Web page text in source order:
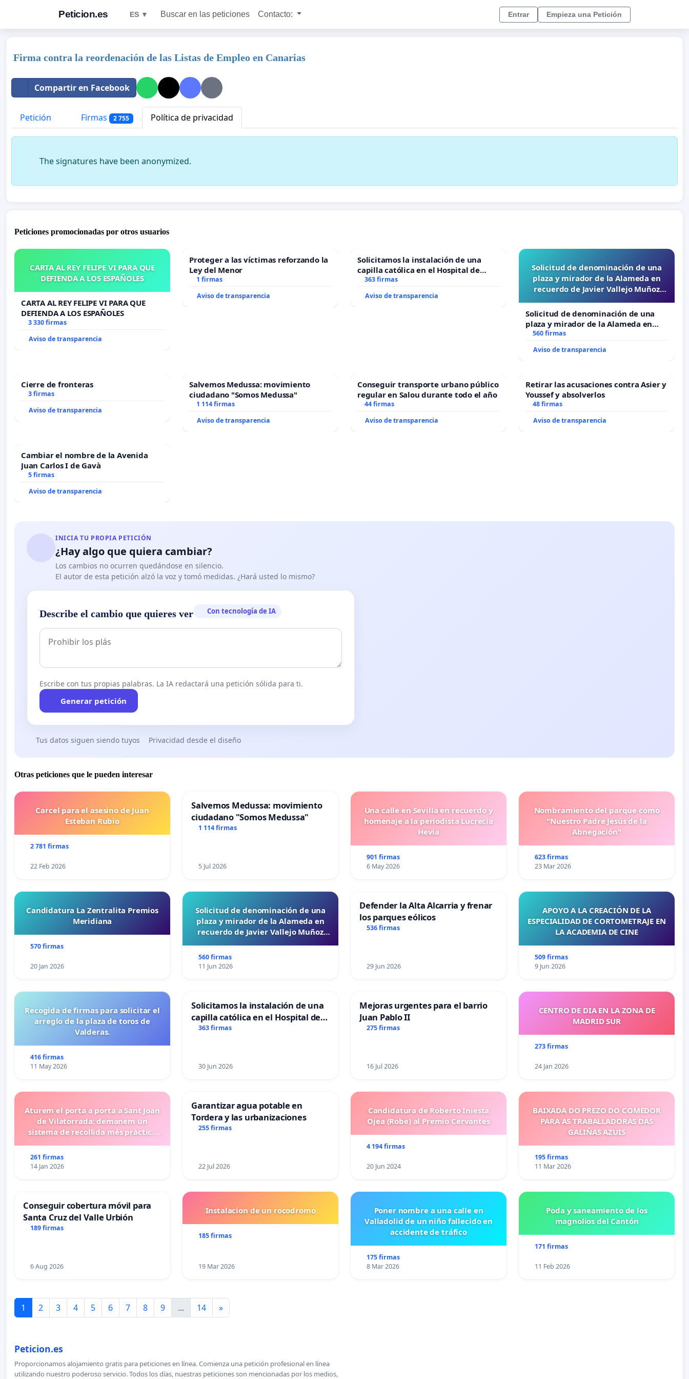
Peticion.es ES ▼ Buscar en las peticiones Contacto: Entrar Empieza una Petición
Firma contra la reordenación de las Listas de Empleo en Canarias
Compartir en Facebook
Petición Firmas 2 755 Política de privacidad
The signatures have been anonymized.
Peticiones promocionadas por otros usuarios
CARTA AL REY FELIPE VI PARA QUE
DEFIENDA A LOS ESPAÑOLES
CARTA AL REY FELIPE VI PARA QUE
DEFIENDA A LOS ESPAÑOLES
3 330 firmas
Aviso de transparencia
Proteger a las víctimas reforzando la
Ley del Menor
1 firmas
Aviso de transparencia
Solicitamos la instalación de una
capilla católica en el Hospital de
Alcañiz
363 firmas
Aviso de transparencia
Solicitud de denominación de una
plaza y mirador de la Alameda en
recuerdo de Javier Vallejo Muñoz
Solicitud de denominación de una
plaza y mirador de la Alameda en
recuerdo de Javier Vallejo Muñoz
560 firmas
Aviso de transparencia
Cierre de fronteras
3 firmas
Aviso de transparencia
Salvemos Medussa: movimiento
ciudadano "Somos Medussa"
1 114 firmas
Aviso de transparencia
Conseguir transporte urbano público
regular en Salou durante todo el año
44 firmas
Aviso de transparencia
Retirar las acusaciones contra Asier y
Youssef y absolverlos
48 firmas
Aviso de transparencia
Cambiar el nombre de la Avenida
Juan Carlos I de Gavà
5 firmas
Aviso de transparencia
INICIA TU PROPIA PETICIÓN
¿Hay algo que quiera cambiar?
Los cambios no ocurren quedándose en silencio.
El autor de esta petición alzó la voz y tomó medidas. ¿Hará usted lo mismo?
Describe el cambio que quieres ver Con tecnología de IA
Escribe con tus propias palabras. La IA redactará una petición sólida para ti.
Generar petición
Tus datos siguen siendo tuyos Privacidad desde el diseño
Otras peticiones que le pueden interesar
Carcel para el asesino de Juan
Esteban Rubio
2 781 firmas
22 Feb 2026
Salvemos Medussa: movimiento
ciudadano "Somos Medussa"
1 114 firmas
5 Jul 2026
Una calle en Sevilla en recuerdo y
homenaje a la periodista Lucrecia
Hevia
901 firmas
6 May 2026
Nombramiento del parque como
"Nuestro Padre Jesús de la
Abnegación"
623 firmas
23 Mar 2026
Candidatura La Zentralita Premios
Meridiana
570 firmas
20 Jan 2026
Solicitud de denominación de una
plaza y mirador de la Alameda en
recuerdo de Javier Vallejo Muñoz
560 firmas
11 Jun 2026
Defender la Alta Alcarria y frenar
los parques eólicos
536 firmas
29 Jun 2026
APOYO A LA CREACIÓN DE LA
ESPECIALIDAD DE CORTOMETRAJE EN
LA ACADEMIA DE CINE
509 firmas
9 Jun 2026
Recogida de firmas para solicitar el
arreglo de la plaza de toros de
Valderas.
416 firmas
11 May 2026
Solicitamos la instalación de una
capilla católica en el Hospital de
Alcañiz
363 firmas
30 Jun 2026
Mejoras urgentes para el barrio
Juan Pablo II
275 firmas
16 Jul 2026
CENTRO DE DIA EN LA ZONA DE
MADRID SUR
273 firmas
24 Jan 2026
Aturem el porta a porta a Sant Joan
de Vilatorrada: demanem un
sistema de recollida més pràctic i
261 firmas
14 Jan 2026
Garantizar agua potable en
Tordera y las urbanizaciones
255 firmas
22 Jul 2026
Candidatura de Roberto Iniesta
Ojea (Robe) al Premio Cervantes
4 194 firmas
20 Jun 2024
BAIXADA DO PREZO DO COMEDOR
PARA AS TRABALLADORAS DAS
GALIÑAS AZUIS
195 firmas
11 Mar 2026
Conseguir cobertura móvil para
Santa Cruz del Valle Urbión
189 firmas
6 Aug 2026
Instalacion de un rocodromo
185 firmas
19 Mar 2026
Poner nombre a una calle en
Valladolid de un niño fallecido en
accidente de tráfico
175 firmas
8 Mar 2026
Poda y saneamiento de los
magnolios del Cantón
171 firmas
11 Feb 2026
1 2 3 4 5 6 7 8 9 ... 14 »
Peticion.es
Proporcionamos alojamiento gratis para peticiones en línea. Comienza una petición profesional en línea
utilizando nuestro poderoso servicio. Todos los días, nuestras peticiones son mencionadas por los medios,